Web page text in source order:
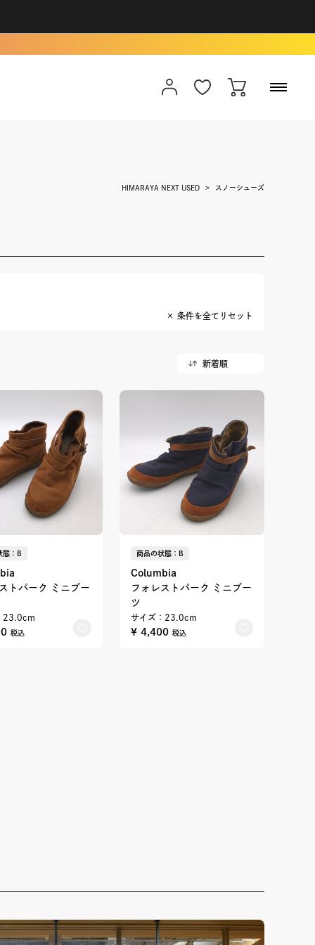
HIMARAYA NEXT USED スノーシューズ
× 条件を全てリセット
態：B
トパーク ミニブー
23.0cm
税込
商品の状態：B
Columbia
フォレストパーク ミニブー
ツ
サイズ：23.0cm
¥ 4,400 税込